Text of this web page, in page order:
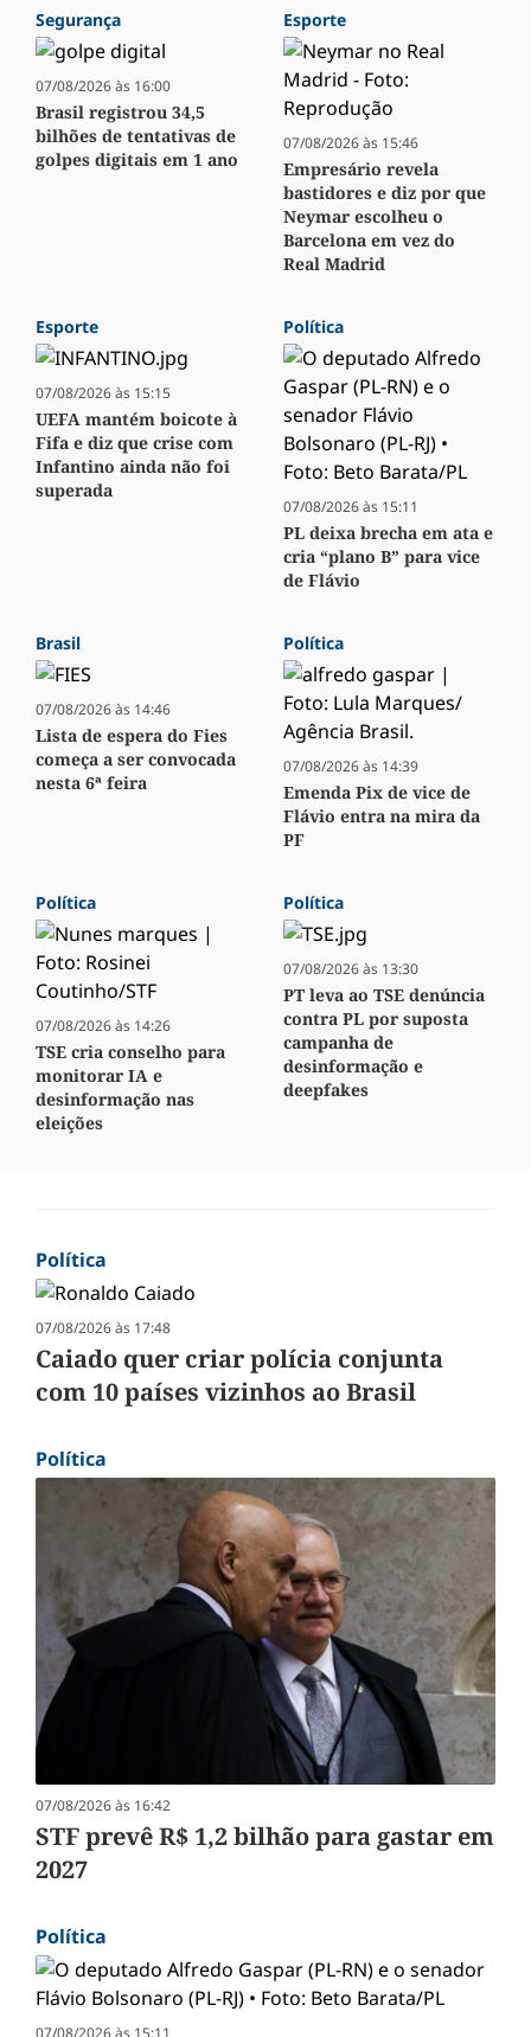
Segurança
07/08/2026 às 16:00
Brasil registrou 34,5
bilhões de tentativas de
golpes digitais em 1 ano
Esporte
07/08/2026 às 15:46
Empresário revela
bastidores e diz por que
Neymar escolheu o
Barcelona em vez do
Real Madrid
Esporte
07/08/2026 às 15:15
UEFA mantém boicote à
Fifa e diz que crise com
Infantino ainda não foi
superada
Política
07/08/2026 às 15:11
PL deixa brecha em ata e
cria “plano B” para vice
de Flávio
Brasil
07/08/2026 às 14:46
Lista de espera do Fies
começa a ser convocada
nesta 6ª feira
Política
07/08/2026 às 14:39
Emenda Pix de vice de
Flávio entra na mira da
PF
Política
07/08/2026 às 14:26
TSE cria conselho para
monitorar IA e
desinformação nas
eleições
Política
07/08/2026 às 13:30
PT leva ao TSE denúncia
contra PL por suposta
campanha de
desinformação e
deepfakes
Política
07/08/2026 às 17:48
Caiado quer criar polícia conjunta
com 10 países vizinhos ao Brasil
Política
07/08/2026 às 16:42
STF prevê R$ 1,2 bilhão para gastar em
2027
Política